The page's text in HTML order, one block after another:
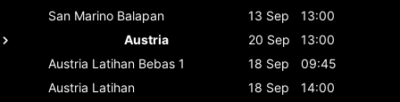
San Marino Balapan 13 Sep
13:00
Austria
20 Sep
13:00
Austria Latihan Bebas 1 18 Sep
09:45
Austria Latihan 18 Sep
14:00